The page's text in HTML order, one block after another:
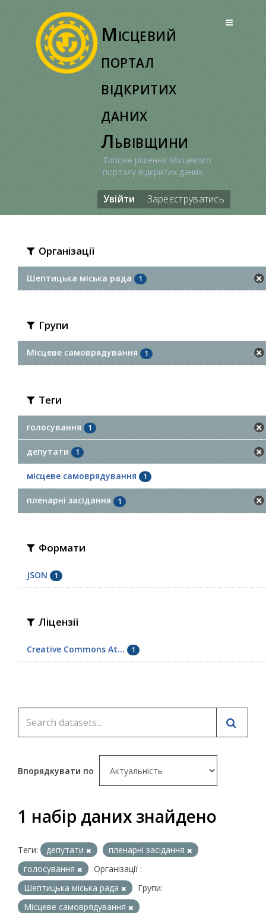
Місцевий
портал
відкритих
даних
Львівщини
Типове рішення Місцевого
порталу відкритих даних
Увійти Зареєструватись
Організації
Шептицька міська рада 1
Групи
Місцеве самоврядування 1
Теги
голосування 1
депутати 1
місцеве самоврядування 1
пленарні засідання 1
Формати
JSON 1
Ліцензії
Creative Commons At... 1
Впорядкувати по
1 набір даних знайдено
Теги: депутати
пленарні засідання
голосування
Організації :
Шептицька міська рада
Групи:
Місцеве самоврядування